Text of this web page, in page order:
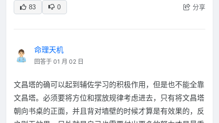
83 0 分享
命理天机
回答于 01 月 02 日
文昌塔的确可以起到辅佐学习的积极作用，但是也不能全靠
文昌塔。必须要将方位和摆放规律考虑进去，只有将文昌塔
朝向书桌的正面，并且背对墙壁的时候才算是有效果的，反